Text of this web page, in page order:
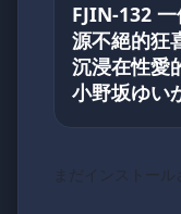
FJIN-132
源不絕的狂
沉浸在性愛
小野坂ゆい
まだインストー